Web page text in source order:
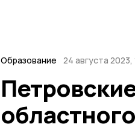
Образование 24 августа 2023,